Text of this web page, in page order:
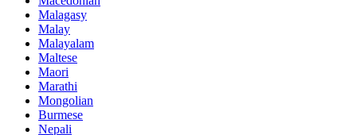
Malagasy
Malay
Malayalam
Maltese
Maori
Marathi
Mongolian
Burmese
Nepali